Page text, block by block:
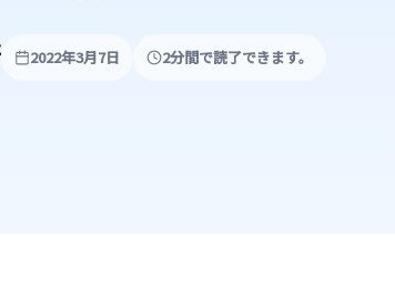
2022年3月7日 2分間で読了できます。